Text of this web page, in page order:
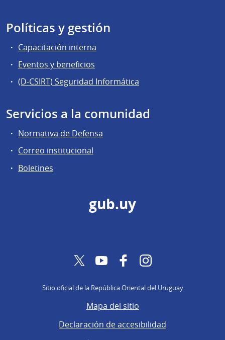
Políticas y gestión
Capacitación interna
Eventos y beneficios
(D-CSIRT) Seguridad Informática
Servicios a la comunidad
Normativa de Defensa
Correo institucional
Boletines
gub.uy
TwitterYouTubeFacebookInstagram
Sitio oficial de la República Oriental del Uruguay
Mapa del sitio
Declaración de accesibilidad